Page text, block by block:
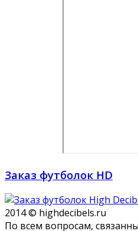
Заказ футболок HD
2014 © highdecibels.ru
По всем вопросам,